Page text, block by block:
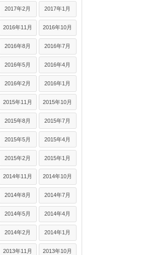
2017年2月 2017年1月
2016年11月 2016年10月
2016年8月 2016年7月
2016年5月 2016年4月
2016年2月 2016年1月
2015年11月 2015年10月
2015年8月 2015年7月
2015年5月 2015年4月
2015年2月 2015年1月
2014年11月 2014年10月
2014年8月 2014年7月
2014年5月 2014年4月
2014年2月 2014年1月
2013年11月 2013年10月